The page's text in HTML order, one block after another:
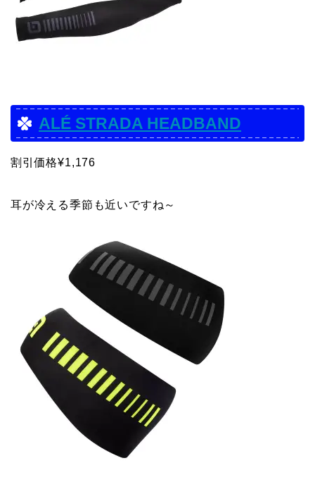
ALÉ STRADA HEADBAND
割引価格¥1,176
耳が冷える季節も近いですね～